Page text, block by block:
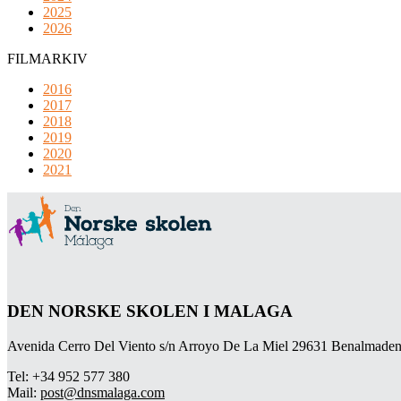
2025
2026
FILMARKIV
2016
2017
2018
2019
2020
2021
DEN NORSKE SKOLEN I MALAGA
Avenida Cerro Del Viento s/n Arroyo De La Miel 29631
Tel: +34 952 577 380
Mail: post@dnsmalaga.com